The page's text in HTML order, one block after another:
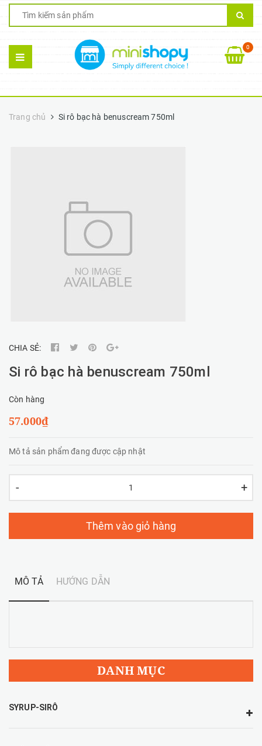
0
Trang chủ Si rô bạc hà benuscream 750ml
CHIA SẺ:
Si rô bạc hà benuscream 750ml
Còn hàng
57.000₫
Mô tả sản phẩm đang được cập nhật
- +
Thêm vào giỏ hàng
MÔ TẢ HƯỚNG DẪN
DANH MỤC
SYRUP-SIRÔ